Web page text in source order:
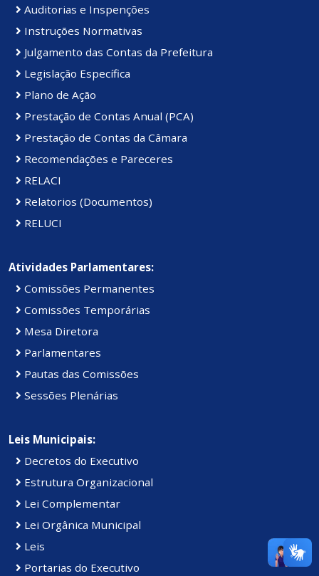
Auditorias e Inspenções
Instruções Normativas
Julgamento das Contas da Prefeitura
Legislação Específica
Plano de Ação
Prestação de Contas Anual (PCA)
Prestação de Contas da Câmara
Recomendações e Pareceres
RELACI
Relatorios (Documentos)
RELUCI
Atividades Parlamentares:
Comissões Permanentes
Comissões Temporárias
Mesa Diretora
Parlamentares
Pautas das Comissões
Sessões Plenárias
Leis Municipais:
Decretos do Executivo
Estrutura Organizacional
Lei Complementar
Lei Orgânica Municipal
Leis
Portarias do Executivo